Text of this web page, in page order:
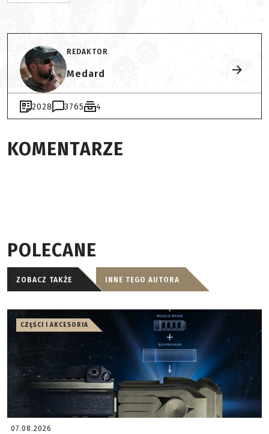
REDAKTOR
Medard
2028 3765 4
KOMENTARZE
POLECANE
ZOBACZ TAKŻE INNE TEGO AUTORA
CZĘŚCI I AKCESORIA
07.08.2026